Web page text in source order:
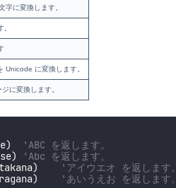
字に変換します。
Unicode に変換します。
に変換します。
'ABC を返します。
'Abc を返します。
'アイウエオ を返します。
'あいうえお を返します。